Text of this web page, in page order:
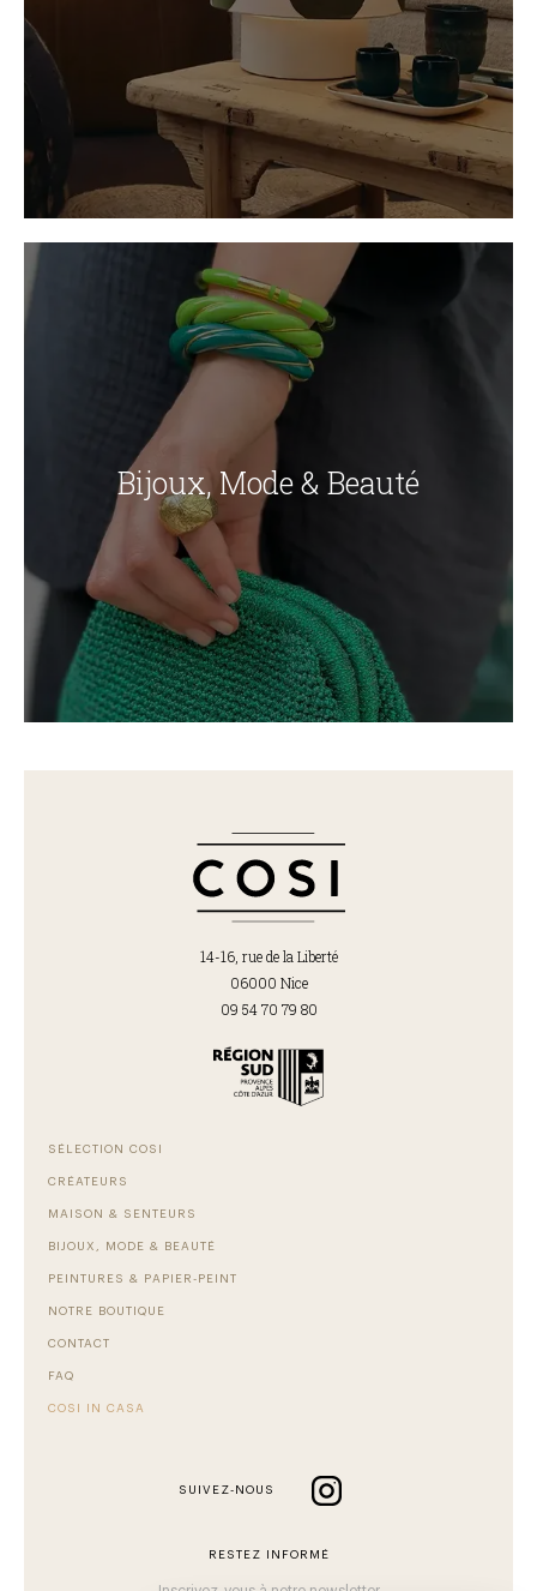
Bijoux, Mode & Beauté
14-16, rue de la Liberté
06000 Nice
09 54 70 79 80
SÉLECTION COSI
CRÉATEURS
MAISON & SENTEURS
BIJOUX, MODE & BEAUTÉ
PEINTURES & PAPIER-PEINT
NOTRE BOUTIQUE
CONTACT
FAQ
COSI IN CASA
SUIVEZ-NOUS
RESTEZ INFORMÉ